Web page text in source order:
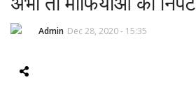
होम
Admin Dec 28, 2020 - 15:35